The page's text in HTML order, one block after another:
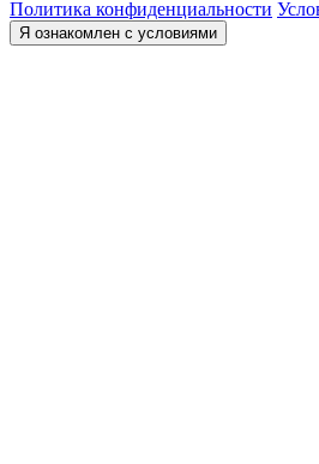
Политика конфиденциальности
Я ознакомлен с условиями